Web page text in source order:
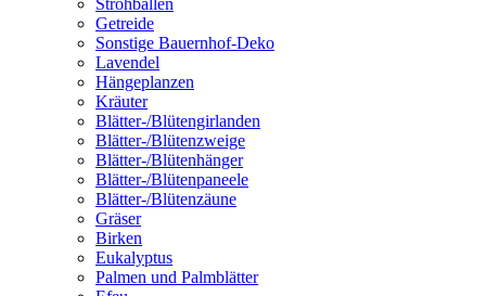
Getreide
Sonstige Bauernhof-Deko
Lavendel
Hängeplanzen
Kräuter
Blätter-/Blütengirlanden
Blätter-/Blütenzweige
Blätter-/Blütenhänger
Blätter-/Blütenpaneele
Blätter-/Blütenzäune
Gräser
Birken
Eukalyptus
Palmen und Palmblätter